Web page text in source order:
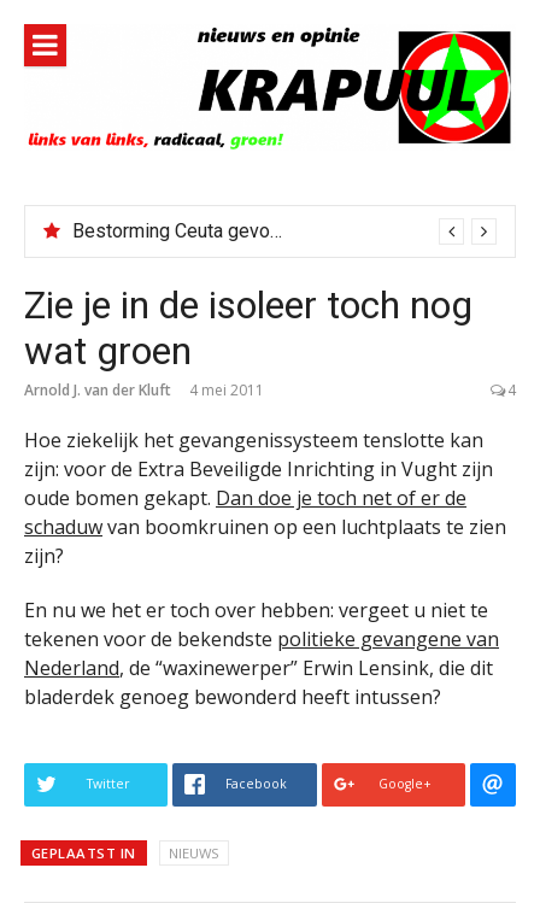
inhoud
Bestorming Ceuta gevolg van op sociale media verspreide hoax?
Zie je in de isoleer toch nog
wat groen
Arnold J. van der Kluft 4 mei 2011 4
Hoe ziekelijk het gevangenissysteem tenslotte kan
zijn: voor de Extra Beveiligde Inrichting in Vught zijn
oude bomen gekapt. Dan doe je toch net of er de
schaduwvan boomkruinen op een luchtplaats te zien
zijn?
En nu we het er toch over hebben: vergeet u niet te
tekenen voor de bekendste politieke gevangene van
Nederland, de “waxinewerper” Erwin Lensink, die dit
bladerdek genoeg bewonderd heeft intussen?
Twitter Facebook Google+
GEPLAATST IN NIEUWS